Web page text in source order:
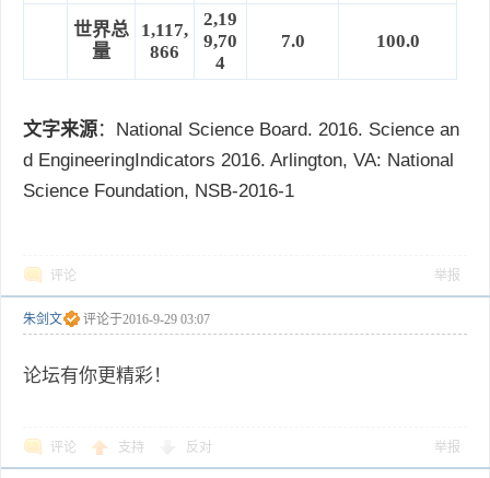
世界总
量
1,117,
866
2,19
9,70
4
7.0 100.0
文字来源：National Science Board. 2016. Science an
d EngineeringIndicators 2016. Arlington, VA: National
Science Foundation, NSB-2016-1
评论 举报
朱剑文 评论于2016-9-29 03:07
论坛有你更精彩！
评论 支持 反对 举报